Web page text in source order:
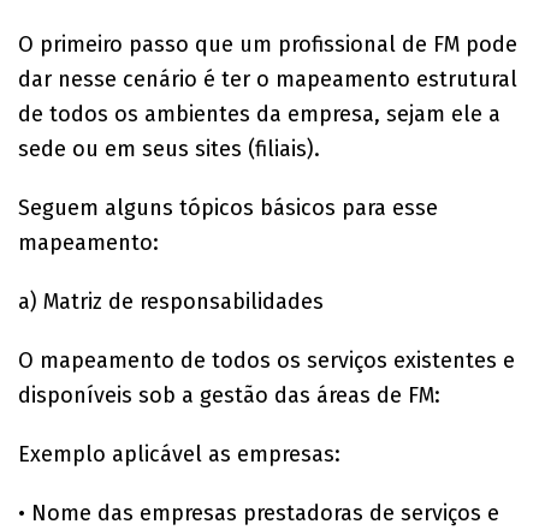
O primeiro passo que um profissional de FM pode
dar nesse cenário é ter o mapeamento estrutural
de todos os ambientes da empresa, sejam ele a
sede ou em seus sites (filiais).
Seguem alguns tópicos básicos para esse
mapeamento:
a) Matriz de responsabilidades
O mapeamento de todos os serviços existentes e
disponíveis sob a gestão das áreas de FM:
Exemplo aplicável as empresas:
• Nome das empresas prestadoras de serviços e